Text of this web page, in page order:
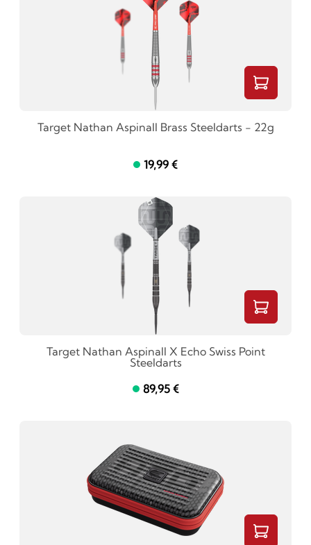
Target Nathan Aspinall Brass Steeldarts - 22g
19,99 €
Target Nathan Aspinall X Echo Swiss Point
Steeldarts
89,95 €